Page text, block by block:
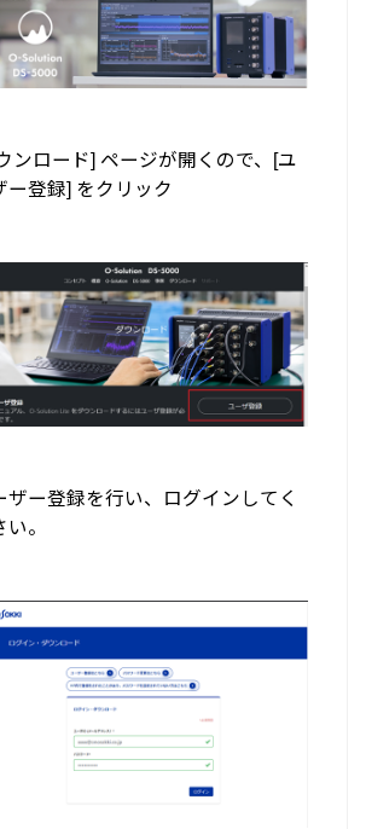
ンロード] ページが開くので、[ユ
ー登録] をクリック
ザー登録を行い、ログインしてく
い。